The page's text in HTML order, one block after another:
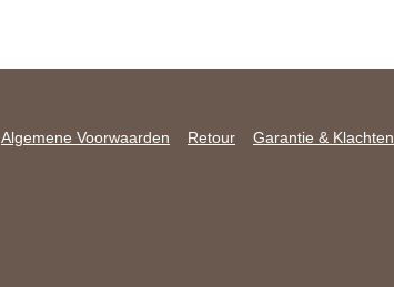
Algemene Voorwaarden Retour Garantie & Klachten